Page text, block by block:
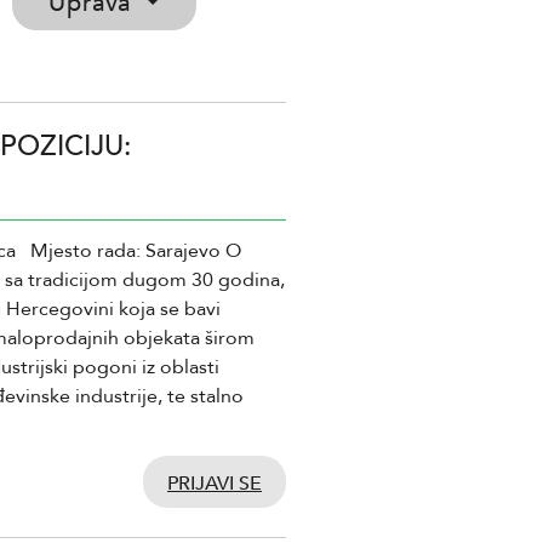
Mjesto rada: Sarajevo O
tradicijom dugom 30 godina,
koja se bavi
objekata širom
pogoni iz oblasti
industrije, te stalno
PRIJAVI SE